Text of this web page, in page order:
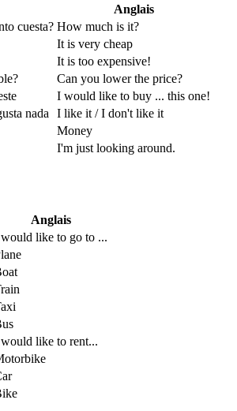
Anglais
cuesta? How much is it?
It is very cheap
It is too expensive!
Can you lower the price?
I would like to buy ... this one!
nada
I like it / I don't like it
Money
I'm just looking around.
Anglais
like to go to ...
like to rent...